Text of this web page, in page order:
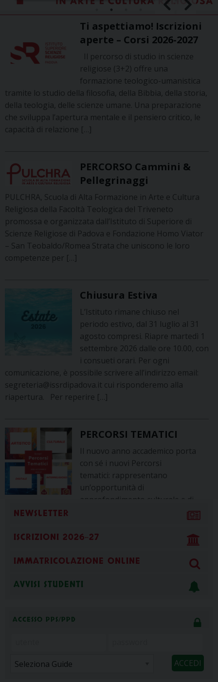
Ti aspettiamo! Iscrizioni
aperte – Corsi 2026-2027
Il percorso di studio in scienze
religiose (3+2) offre una
formazione teologico-umanistica
tramite lo studio della filosofia, della Bibbia, della storia,
della teologia, delle scienze umane. Una preparazione
che sviluppa l’apertura mentale e il pensiero critico, le
capacità di relazione […]
PERCORSO Cammini &
Pellegrinaggi
PULCHRA, Scuola di Alta Formazione in Arte e Cultura
Religiosa della Facoltà Teologica del Triveneto
promossa e organizzata dall’Istituto di Superiore di
Scienze Religiose di Padova e Fondazione Homo Viator
– San Teobaldo/Romea Strata che uniscono le loro
competenze per […]
Chiusura Estiva
L’Istituto rimane chiuso nel
periodo estivo, dal 31 luglio al 31
agosto compresi. Riapre martedì 1
settembre 2026 dalle ore 10.00, con
i consueti orari. Per ogni
comunicazione, è possibile scrivere all’indirizzo email:
segreteria@issrdipadova.it cui risponderemo alla
riapertura. Per reperire […]
PERCORSI TEMATICI
Il nuovo anno accademico porta
con sé i nuovi Percorsi
tematici: rappresentano
un’opportunità di
approfondimento culturale e di
riflessione su temi di grande attualità, con l’obiettivo di
partecipazione consapevole. La proposta si caratterizza
SAE – Sessione autunnale
Gentili Studenti, Allego di seguito il
settembre 2026). Ricordiamo che per conseguire
l’Esame di Grado Baccalaureato è neccessario la
NEWSLETTER
ISCRIZIONI 2026-27
IMMATRICOLAZIONE ONLINE
AVVISI STUDENTI
ACCESSO PPS/PPD